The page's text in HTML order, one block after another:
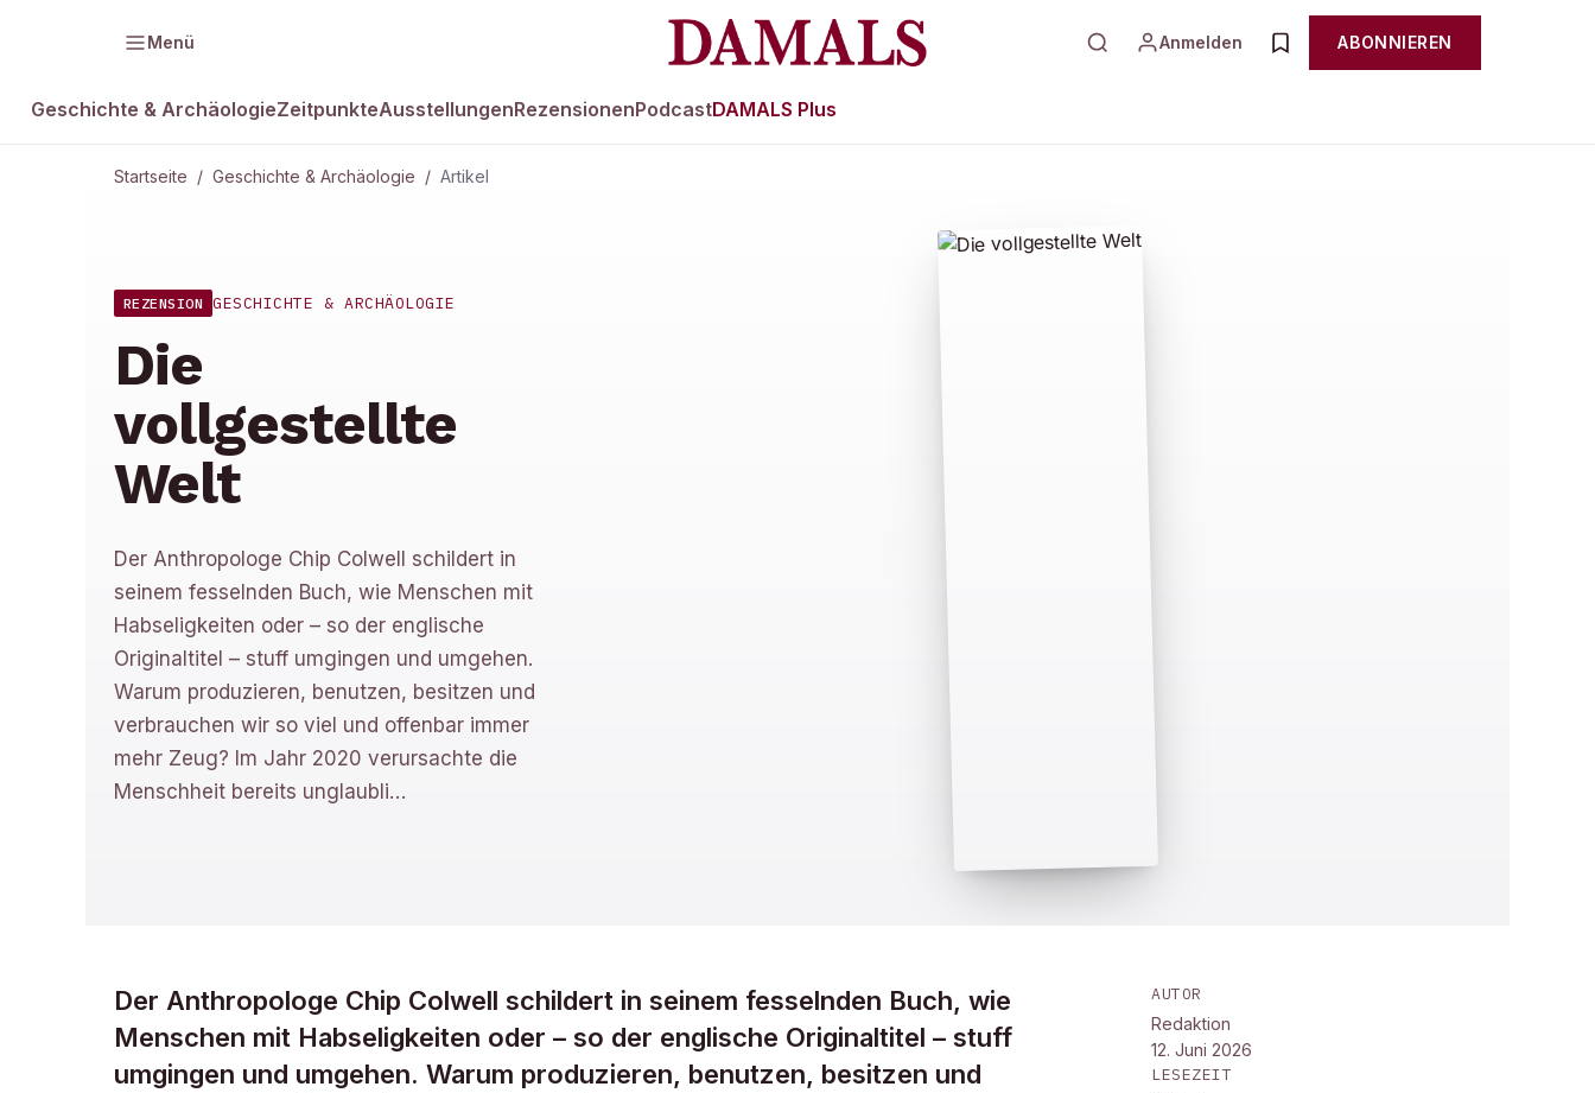
Menü Anmelden ABONNIEREN
Geschichte & ArchäologieZeitpunkteAusstellungenRezensionenPodcastDAMALS Plus
Startseite / Geschichte & Archäologie / Artikel
REZENSION GESCHICHTE & ARCHÄOLOGIE
Die
vollgestellte
Welt
Der Anthropologe Chip Colwell schildert in
seinem fesselnden Buch, wie Menschen mit
Habseligkeiten oder – so der englische
Originaltitel – stuff umgingen und umgehen.
Warum produzieren, benutzen, besitzen und
verbrauchen wir so viel und offenbar immer
mehr Zeug? Im Jahr 2020 verursachte die
Menschheit bereits unglaubli…
Der Anthropologe Chip Colwell schildert in seinem fesselnden Buch, wie
Menschen mit Habseligkeiten oder – so der englische Originaltitel – stuff
umgingen und umgehen. Warum produzieren, benutzen, besitzen und
AUTOR
Redaktion
12. Juni 2026
LESEZEIT